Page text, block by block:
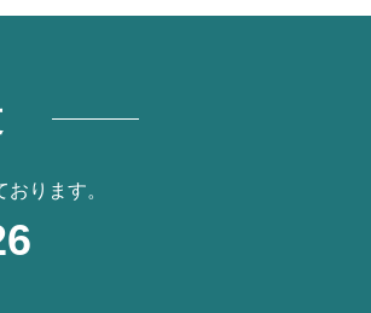
ります。